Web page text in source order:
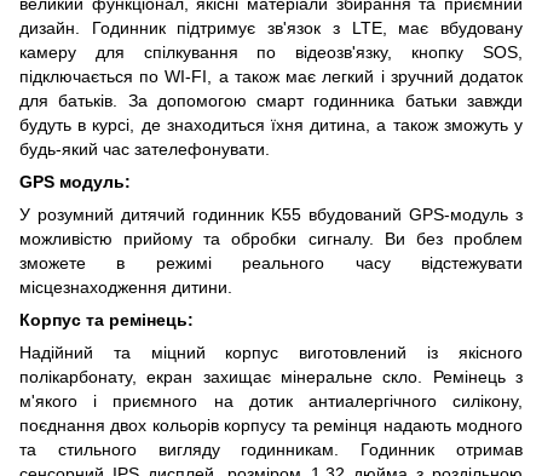
дизайн. Годинник підтримує зв'язок з LTE, має вбудовану
камеру для спілкування по відеозв'язку, кнопку SOS,
підключається по WI-FI, а також має легкий і зручний додаток
для батьків. За допомогою смарт годинника батьки завжди
будуть в курсі, де знаходиться їхня дитина, а також зможуть у
будь-який час зателефонувати.
GPS модуль:
У розумний дитячий годинник K55 вбудований GPS-модуль з
можливістю прийому та обробки сигналу. Ви без проблем
зможете в режимі реального часу відстежувати
місцезнаходження дитини.
Корпус та ремінець:
Надійний та міцний корпус виготовлений із якісного
полікарбонату, екран захищає мінеральне скло. Ремінець з
м'якого і приємного на дотик антиалергічного силікону,
поєднання двох кольорів корпусу та ремінця надають модного
та стильного вигляду годинникам. Годинник отримав